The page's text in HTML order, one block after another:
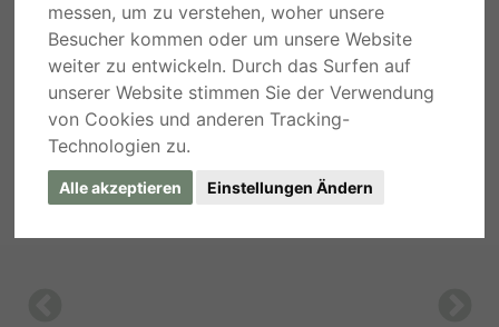
messen, um zu verstehen, woher unsere
Besucher kommen oder um unsere Website
weiter zu entwickeln. Durch das Surfen auf
unserer Website stimmen Sie der Verwendung
von Cookies und anderen Tracking-
Technologien zu.
Alle akzeptieren Einstellungen Ändern